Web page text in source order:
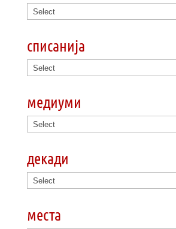
списанија
медиуми
декади
места